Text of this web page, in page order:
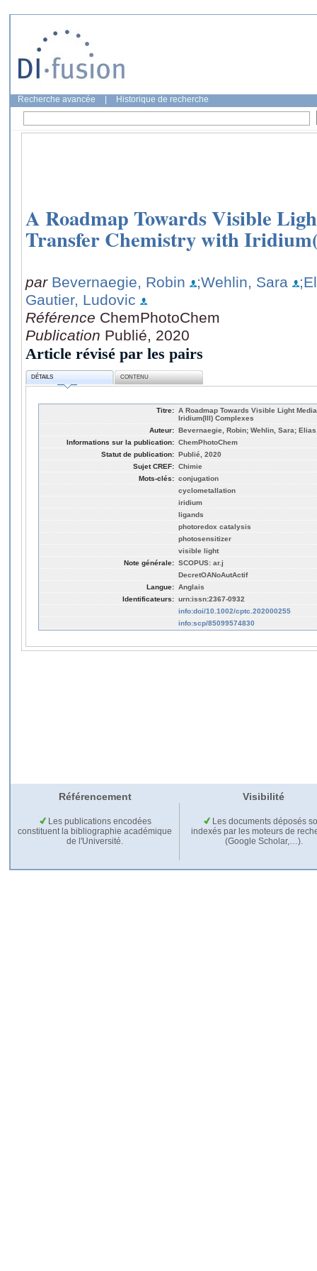
Recherche avancée Historique de recherche
A Roadmap Towards Visible
Transfer Chemistry with
par Bevernaegie, Robin ;Wehlin, Sara
Gautier, Ludovic
Référence ChemPhotoChem
Publication Publié, 2020
Article révisé par les pairs
DÉTAILS CONTENU
Titre: A Roadmap Towards Visible Light
Iridium(III) Complexes
Auteur: Bevernaegie, Robin; Wehlin, Sara;
Informations sur la publication: ChemPhotoChem
Statut de publication: Publié, 2020
Sujet CREF: Chimie
Mots-clés: conjugation
cyclometallation
iridium
ligands
photoredox catalysis
photosensitizer
visible light
Note générale: SCOPUS: ar.j
DecretOANoAutActif
Langue: Anglais
Identificateurs: urn:issn:2367-0932
info:doi/10.1002/cptc.202000255
info:scp/85099574830
Référencement Visibilité
Les publications encodées
constituent la bibliographie académique
de l'Université.
Les documents déposés
indexés par les moteurs de
(Google Scholar,…).